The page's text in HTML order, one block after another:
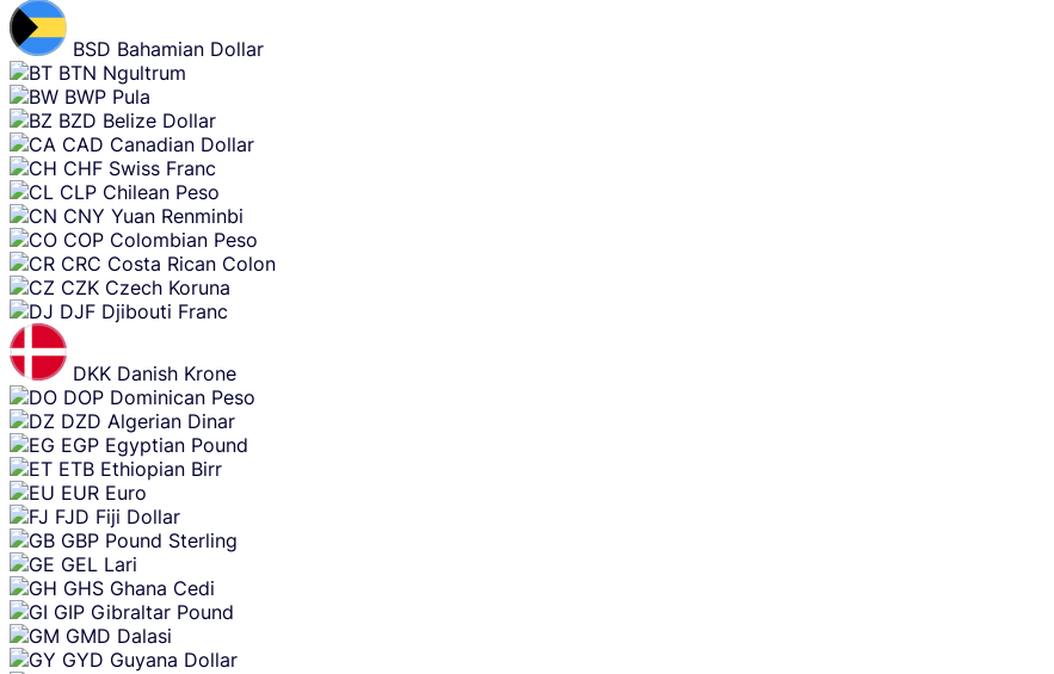
BSD Bahamian Dollar
BTN Ngultrum
BWP Pula
BZD Belize Dollar
CAD Canadian Dollar
CHF Swiss Franc
CLP Chilean Peso
CNY Yuan Renminbi
COP Colombian Peso
CRC Costa Rican Colon
CZK Czech Koruna
DJF Djibouti Franc
DKK Danish Krone
DOP Dominican Peso
DZD Algerian Dinar
EGP Egyptian Pound
ETB Ethiopian Birr
EUR Euro
FJD Fiji Dollar
GBP Pound Sterling
GEL Lari
GHS Ghana Cedi
GIP Gibraltar Pound
GMD Dalasi
GYD Guyana Dollar